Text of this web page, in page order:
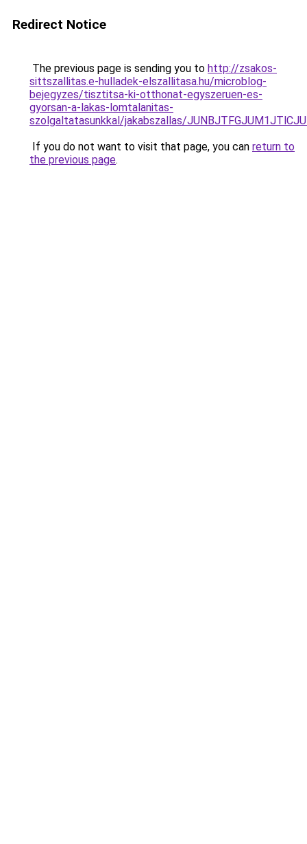
Redirect Notice
The previous page is sending you to http://zsakos-
sittszallitas.e-hulladek-elszallitasa.hu/microblog-
bejegyzes/tisztitsa-ki-otthonat-egyszeruen-es-
gyorsan-a-lakas-lomtalanitas-
szolgaltatasunkkal/jakabszallas/
If you do not want to visit that page, you can return to
the previous page.